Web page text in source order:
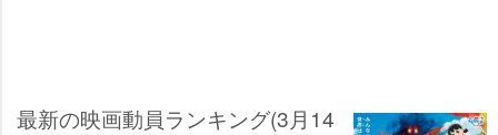
最新の映画動員ランキング(3月14